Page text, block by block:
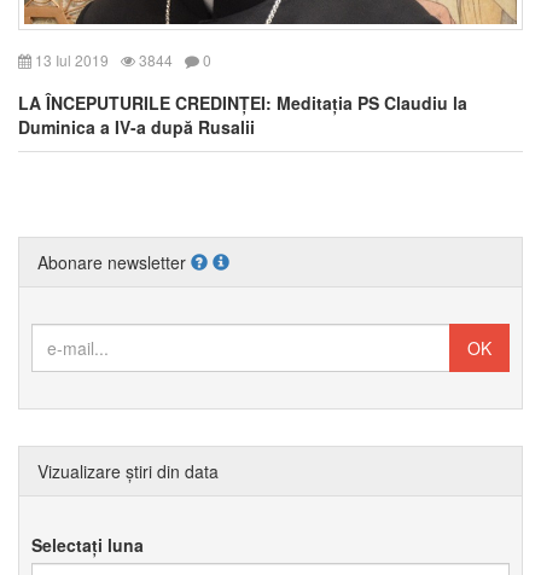
13 Iul 2019 3844 0
LA ÎNCEPUTURILE CREDINȚEI: Meditația PS Claudiu la
Duminica a IV-a după Rusalii
Abonare newsletter
Vizualizare știri din data
Selectați luna